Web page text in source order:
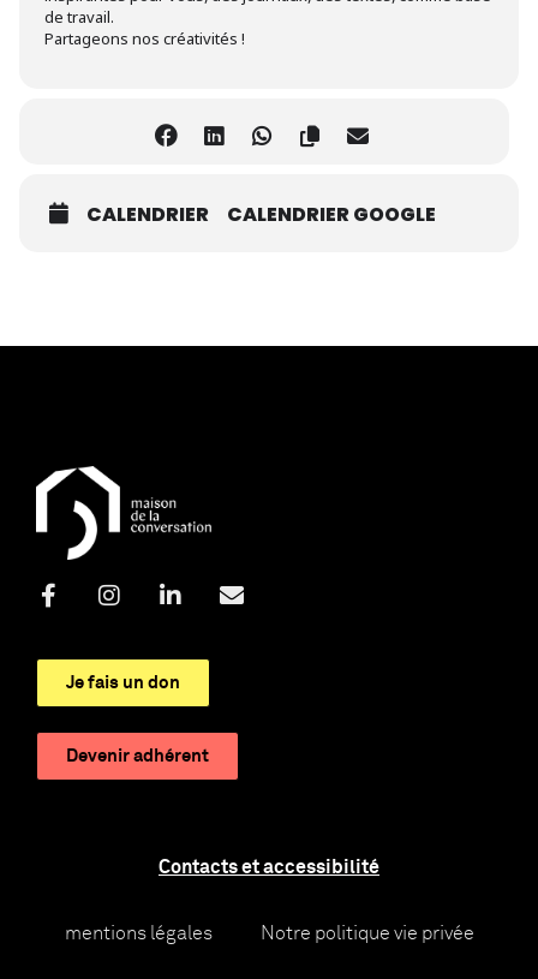
de travail.
Partageons nos créativités !
CALENDRIER CALENDRIER GOOGLE
Je fais un don
Devenir adhérent
Contacts et accessibilité
mentions légales Notre politique vie privée